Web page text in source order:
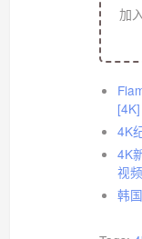
加
[4K]
4K
4K
视
韩